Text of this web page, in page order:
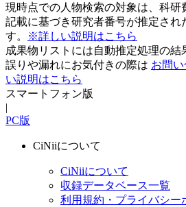
現時点での人物検索の対象は、科研
記載に基づき研究者番号が推定され
す。
※詳しい説明はこちら
成果物リストには自動推定処理の結
誤りや漏れにお気付きの際は お問
い説明はこちら
スマートフォン版
|
PC版
CiNiiについて
CiNiiについて
収録データベース一覧
利用規約・プライバシー